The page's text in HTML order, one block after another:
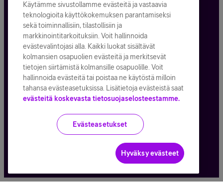
Tilauksen peruuttaminen
Käyttöehdot
Evästeiden käyttö
Toimitusehdot ja palvelukuvaukset
Kaikki hinnat ALV25,5%
© Telia Company2026
Käytämme sivustollamme evästeitä ja vastaavia
teknologioita käyttökokemuksen parantamiseksi
sekä toiminnallisiin, tilastollisiin ja
markkinointitarkoituksiin. Voit hallinnoida
evästevalintojasi alla. Kaikki luokat sisältävät
kolmansien osapuolien evästeitä ja merkitsevät
tietojen siirtämistä kolmansille osapuolille. Voit
hallinnoida evästeitä tai poistaa ne käytöstä milloin
tahansa evästeasetuksissa. Lisätietoja evästeistä saat
evästeitä koskevasta tietosuojaselosteestamme.
Evästeasetukset
Hyväksy evästeet